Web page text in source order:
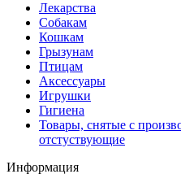
Лекарства
Собакам
Кошкам
Грызунам
Птицам
Аксессуары
Игрушки
Гигиена
Товары, снятые с
отстуствующие
Информация